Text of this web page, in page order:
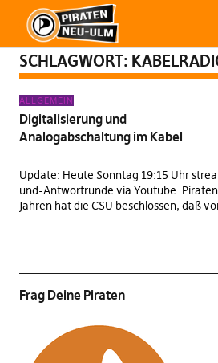
SCHLAGWORT:
ALLGEMEIN
Digitalisierung und
Analogabschaltung im Kabel
Update: Heute Sonntag 19:15 Uhr
und-Antwortrunde via Youtube.
Jahren hat die CSU beschlossen, daß
Frag Deine Piraten